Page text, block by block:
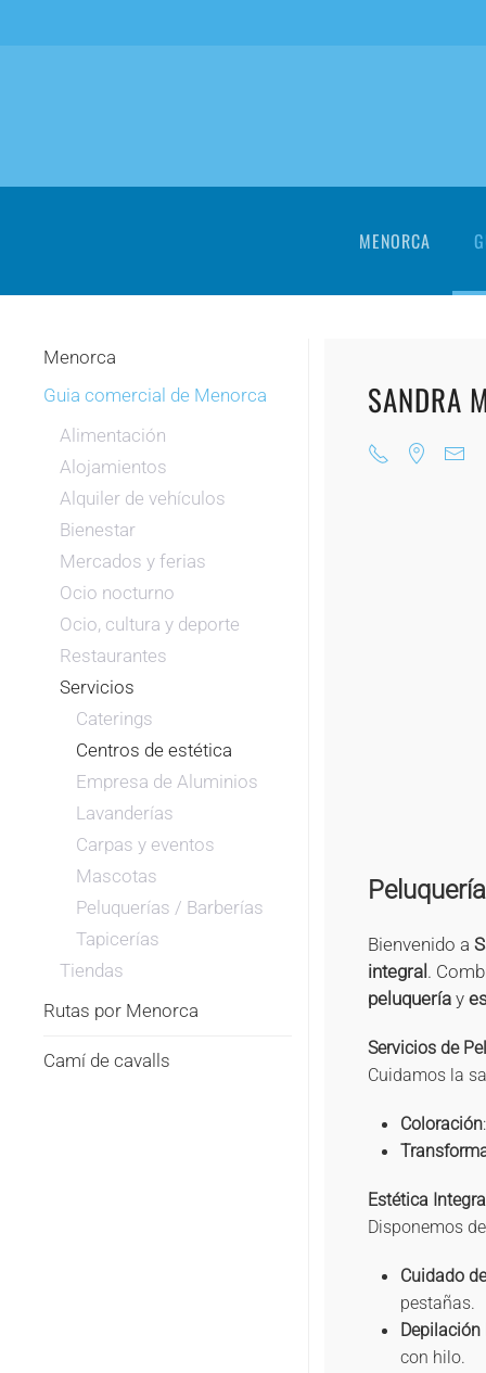
MENORCA
Menorca
Guia comercial de Menorca
Alimentación
Alojamientos
Alquiler de vehículos
Bienestar
Mercados y ferias
Ocio nocturno
Ocio, cultura y deporte
Restaurantes
Servicios
Caterings
Centros de estética
Empresa de Aluminios
Lavanderías
Carpas y eventos
Mascotas
Peluquerías / Barberías
Tapicerías
Tiendas
Rutas por Menorca
Camí de cavalls
SANDRA
Bienvenido a
integral .
peluqueríay
Servicios de
Cuidamos la
Coloración
Estética
Disponemos
Cuidado
pestañas.
con hilo.